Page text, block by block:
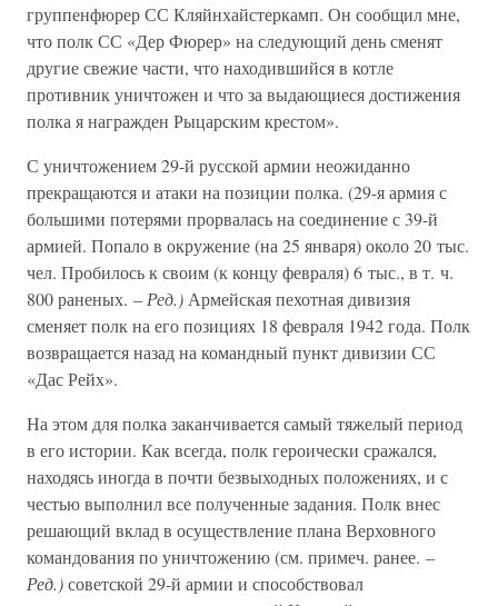
группенфюрер СС Кляйнхайстеркамп. Он сообщил мне,
что полк СС «Дер Фюрер» на следующий день сменят
другие свежие части, что находившийся в котле
противник уничтожен и что за выдающиеся достижения
полка я награжден Рыцарским крестом».
С уничтожением 29-й русской армии неожиданно
прекращаются и атаки на позиции полка. (29-я армия с
большими потерями прорвалась на соединение с 39-й
армией. Попало в окружение (на 25 января) около 20 тыс.
чел. Пробилось к своим (к концу февраля) 6 тыс., в т. ч.
800 раненых. – Ред.) Армейская пехотная дивизия
сменяет полк на его позициях 18 февраля 1942 года. Полк
возвращается назад на командный пункт дивизии СС
«Дас Рейх».
На этом для полка заканчивается самый тяжелый период
в его истории. Как всегда, полк героически сражался,
находясь иногда в почти безвыходных положениях, и с
честью выполнил все полученные задания. Полк внес
решающий вклад в осуществление плана Верховного
командования по уничтожению (см. примеч. ранее. –
Ред.)советской 29-й армии и способствовал